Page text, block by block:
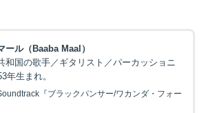
ール（Baaba Maal）
和国の歌手／ギタリスト／パーカッショニ
年生まれ。
『ブラックパンサー/ワカンダ・フォー